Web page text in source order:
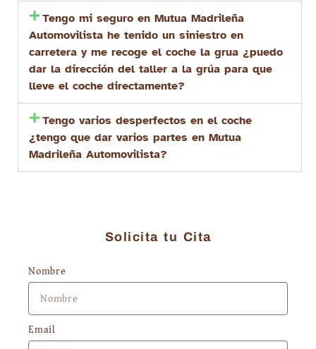
Tengo mi seguro en Mutua Madrileña
Automovilista he tenido un siniestro en
carretera y me recoge el coche la grua ¿puedo
dar la dirección del taller a la grúa para que
lleve el coche directamente?
Tengo varios desperfectos en el coche
¿tengo que dar varios partes en Mutua
Madrileña Automovilista?
Solicita tu Cita
Nombre
Email